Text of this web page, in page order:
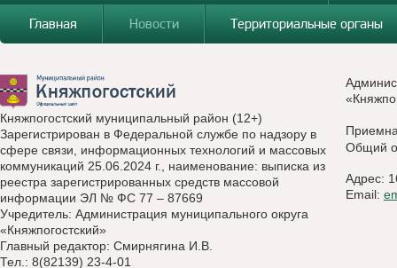
Главная
Новости Территориальные органы
Княжпогостский муниципальный район (12+)
Зарегистрирован в Федеральной службе по надзору в
сфере связи, информационных технологий и массовых
коммуникаций 25.06.2024 г., наименование: выписка из
реестра зарегистрированных средств массовой
информации ЭЛ № ФС 77 – 87669
Учредитель: Администрация муниципального округа
«Княжпогостский»
Главный редактор: Смирнягина И.В.
Тел.: 8(82139) 23-4-01
Общий
Адрес:
Email: